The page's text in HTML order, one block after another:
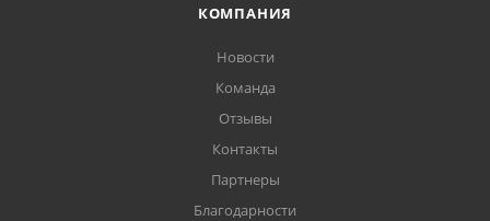
КОМПАНИЯ
Новости
Команда
Отзывы
Контакты
Партнеры
Благодарности